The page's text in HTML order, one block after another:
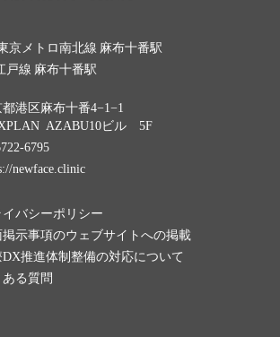
京メトロ南北線 麻布十番駅
戸線 麻布十番駅
港区麻布十番4−1−1
AZABU10ビル 5F
6795
newface.clinic
イバシーポリシー
掲示事項のウェブサイトへの掲載
DX推進体制整備の対応について
ある質問